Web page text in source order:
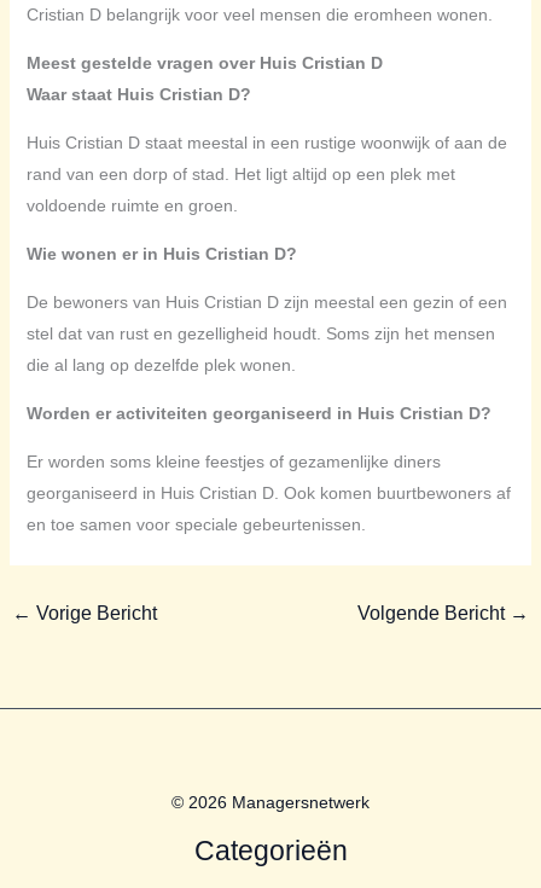
Cristian D belangrijk voor veel mensen die eromheen wonen.
Meest gestelde vragen over Huis Cristian D
Waar staat Huis Cristian D?
Huis Cristian D staat meestal in een rustige woonwijk of aan de
rand van een dorp of stad. Het ligt altijd op een plek met
voldoende ruimte en groen.
Wie wonen er in Huis Cristian D?
De bewoners van Huis Cristian D zijn meestal een gezin of een
stel dat van rust en gezelligheid houdt. Soms zijn het mensen
die al lang op dezelfde plek wonen.
Worden er activiteiten georganiseerd in Huis Cristian D?
Er worden soms kleine feestjes of gezamenlijke diners
georganiseerd in Huis Cristian D. Ook komen buurtbewoners af
en toe samen voor speciale gebeurtenissen.
← Vorige Bericht Volgende Bericht →
© 2026 Managersnetwerk
Categorieën